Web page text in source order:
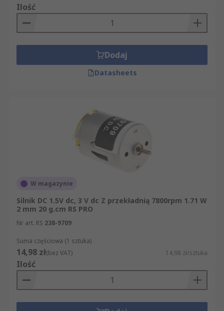
Ilość
Dodaj
Datasheets
W magazynie
Silnik DC 1.5V dc, 3 V dc Z przekładnią 7800rpm 1.71 W
2 mm 20 g.cm RS PRO
Nr art. RS 238-9709
Suma częściowa (1 sztuka)
14,98 zł(bez VAT) 14,98 zł/sztuka
Ilość